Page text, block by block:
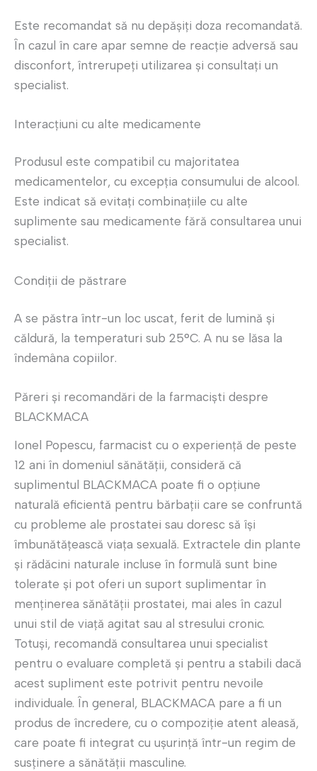
Este recomandat să nu depășiți doza recomandată.
În cazul în care apar semne de reacție adversă sau
disconfort, întrerupeți utilizarea și consultați un
specialist.
Interacțiuni cu alte medicamente
Produsul este compatibil cu majoritatea
medicamentelor, cu excepția consumului de alcool.
Este indicat să evitați combinațiile cu alte
suplimente sau medicamente fără consultarea unui
specialist.
Condiții de păstrare
A se păstra într-un loc uscat, ferit de lumină și
căldură, la temperaturi sub 25°C. A nu se lăsa la
îndemâna copiilor.
Păreri și recomandări de la farmaciști despre
BLACKMACA
Ionel Popescu, farmacist cu o experiență de peste
12 ani în domeniul sănătății, consideră că
suplimentul BLACKMACA poate fi o opțiune
naturală eficientă pentru bărbații care se confruntă
cu probleme ale prostatei sau doresc să își
îmbunătățească viața sexuală. Extractele din plante
și rădăcini naturale incluse în formulă sunt bine
tolerate și pot oferi un suport suplimentar în
menținerea sănătății prostatei, mai ales în cazul
unui stil de viață agitat sau al stresului cronic.
Totuși, recomandă consultarea unui specialist
pentru o evaluare completă și pentru a stabili dacă
acest supliment este potrivit pentru nevoile
individuale. În general, BLACKMACA pare a fi un
produs de încredere, cu o compoziție atent aleasă,
care poate fi integrat cu ușurință într-un regim de
susținere a sănătății masculine.